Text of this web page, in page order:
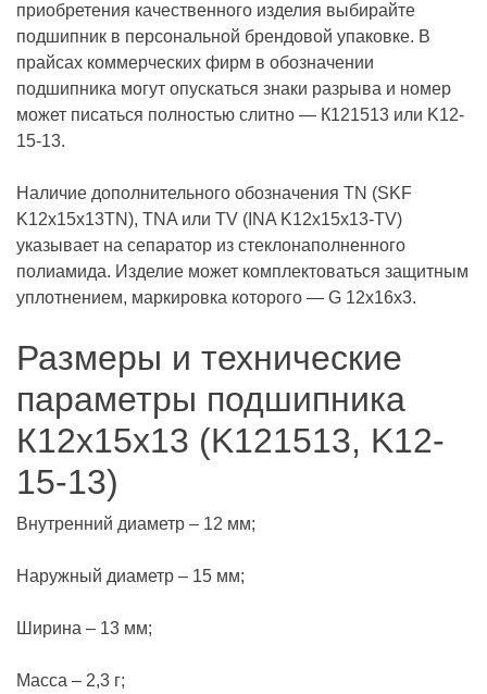
приобретения качественного изделия выбирайте
подшипник в персональной брендовой упаковке. В
прайсах коммерческих фирм в обозначении
подшипника могут опускаться знаки разрыва и номер
может писаться полностью слитно — К121513 или K12-
15-13.
Наличие дополнительного обозначения TN (SKF
K12x15x13TN), TNA или TV (INA K12x15x13-TV)
указывает на сепаратор из стеклонаполненного
полиамида. Изделие может комплектоваться защитным
уплотнением, маркировка которого — G 12x16x3.
Размеры и технические
параметры подшипника
К12х15х13 (K121513, K12-
15-13)
Внутренний диаметр – 12 мм;
Наружный диаметр – 15 мм;
Ширина – 13 мм;
Масса – 2,3 г;